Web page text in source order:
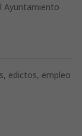
Ayuntamiento
edictos, empleo